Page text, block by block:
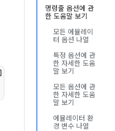
명령줄 옵션에 관
한 도움말 보기
모든 에뮬레이
터 옵션 나열
특정 옵션에 관
한 자세한 도움
말 보기
모든 옵션에 관
한 자세한 도움
말 보기
에뮬레이터 환
경 변수 나열